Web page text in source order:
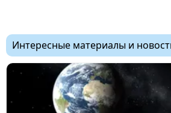
Интересные материалы и